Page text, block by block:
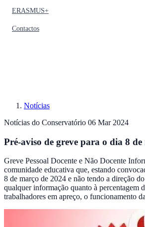
ERASMUS+
Contactos
Notícias
Notícias do Conservatório 06 Mar 2024
Pré-aviso de greve para o dia 8 de
Greve Pessoal Docente e Não Docente
comunidade educativa que, estando
8 de março de 2024 e não tendo a direção
qualquer informação quanto à percentagem
trabalhadores em apreço, o funcionamento